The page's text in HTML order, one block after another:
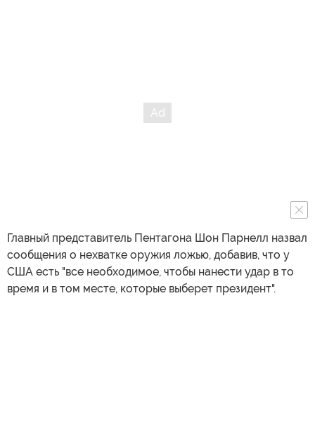
Главный представитель Пентагона Шон Парнелл назвал
сообщения о нехватке оружия ложью, добавив, что у
США есть "все необходимое, чтобы нанести удар в то
время и в том месте, которые выберет президент".